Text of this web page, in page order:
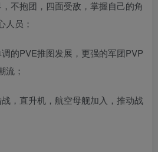
不抱团，四面受敌，掌握自己的角
人员；
的PVE推图发展，更强的军团PVP
流；
，直升机，航空母舰加入，推动战